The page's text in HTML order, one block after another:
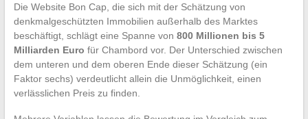
Die Website Bon Cap, die sich mit der Schätzung von
denkmalgeschützten Immobilien außerhalb des Marktes
beschäftigt, schlägt eine Spanne von 800 Millionen bis 5
Milliarden Euro für Chambord vor. Der Unterschied zwischen
dem unteren und dem oberen Ende dieser Schätzung (ein
Faktor sechs) verdeutlicht allein die Unmöglichkeit, einen
verlässlichen Preis zu finden.